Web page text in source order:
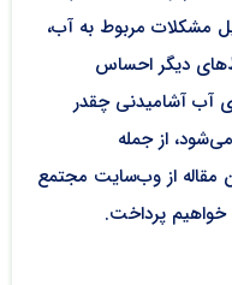
مشکلات مربوط به آب،
دیگر احساس
آب آشامیدنی چقدر
از جمله
از وب‌سایت مجتمع
پرداخت.